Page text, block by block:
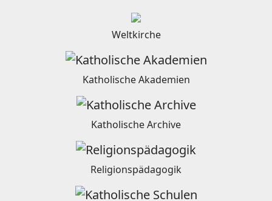
Weltkirche
Katholische Akademien
Katholische Archive
Religionspädagogik